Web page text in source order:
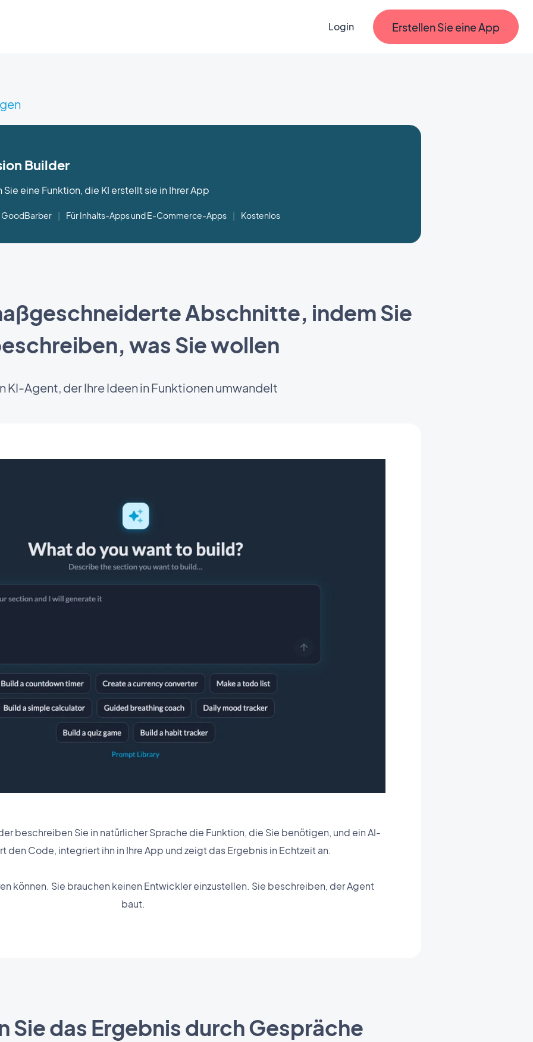
Login Erstellen Sie eine App
Builder
eine Funktion, die KI erstellt sie in Ihrer App
GoodBarber Für Inhalts-Apps und E-Commerce-Apps Kostenlos
Abschnitte, indem Sie
was Sie wollen
KI-Agent, der Ihre Ideen in Funktionen umwandelt
beschreiben Sie in natürlicher Sprache die Funktion, die Sie benötigen, und ein AI-
den Code, integriert ihn in Ihre App und zeigt das Ergebnis in Echtzeit an.
können. Sie brauchen keinen Entwickler einzustellen. Sie beschreiben, der Agent
baut.
Sie das Ergebnis durch Gespräche